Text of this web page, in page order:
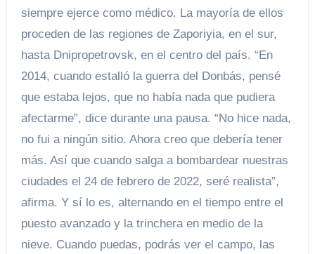
siempre ejerce como médico. La mayoría de ellos
proceden de las regiones de Zaporiyia, en el sur,
hasta Dnipropetrovsk, en el centro del país. “En
2014, cuando estalló la guerra del Donbás, pensé
que estaba lejos, que no había nada que pudiera
afectarme”, dice durante una pausa. “No hice nada,
no fui a ningún sitio. Ahora creo que debería tener
más. Así que cuando salga a bombardear nuestras
ciudades el 24 de febrero de 2022, seré realista”,
afirma. Y sí lo es, alternando en el tiempo entre el
puesto avanzado y la trinchera en medio de la
nieve. Cuando puedas, podrás ver el campo, las